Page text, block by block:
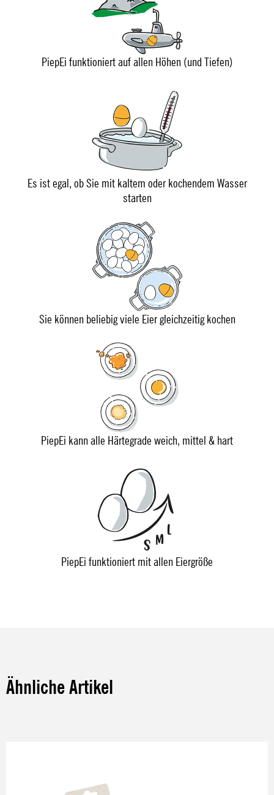
PiepEi funktioniert auf allen Höhen (und Tiefen)
Es ist egal, ob Sie mit kaltem oder kochendem Wasser
starten
Sie können beliebig viele Eier gleichzeitig kochen
PiepEi kann alle Härtegrade weich, mittel & hart
PiepEi funktioniert mit allen Eiergröße
Ähnliche Artikel